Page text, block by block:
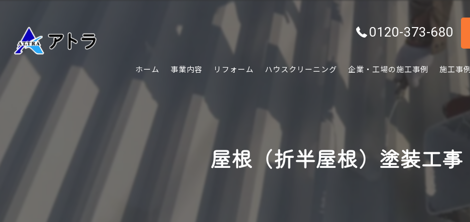
0120-373-680
ホーム 事業内容 リフォーム
外装
ハウスクリーニング 企業・工場の施工事例 施工事例
屋根（折半屋根）塗装工事